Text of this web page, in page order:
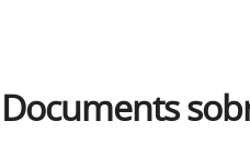
Documents